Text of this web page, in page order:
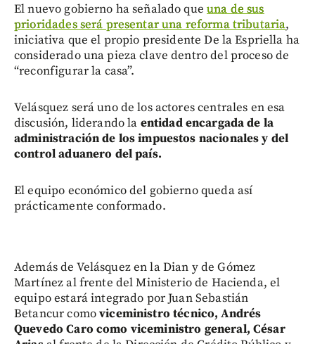
El nuevo gobierno ha señalado queuna de sus
prioridades será presentar una reforma tributaria,
iniciativa que el propio presidente De la Espriella ha
considerado una pieza clave dentro del proceso de
“reconfigurar la casa”.
Velásquez será uno de los actores centrales en esa
discusión, liderando la entidad encargada de la
administración de los impuestos nacionales y del
control aduanero del país.
El equipo económico del gobierno queda así
prácticamente conformado.
Además de Velásquez en la Dian y de Gómez
Martínez al frente del Ministerio de Hacienda, el
equipo estará integrado por Juan Sebastián
Betancur comoviceministro técnico, Andrés
Quevedo Caro como viceministro general, César